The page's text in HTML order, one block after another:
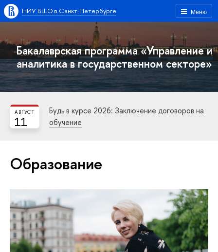
Меню
НИУ ВШЭ в Санкт-Петербурге
Бакалаврская программа «Управление и
аналитика в государственном секторе»
11
АВГУСТ
Будь в курсе 2026: Заключение договоров на
обучение
Образование